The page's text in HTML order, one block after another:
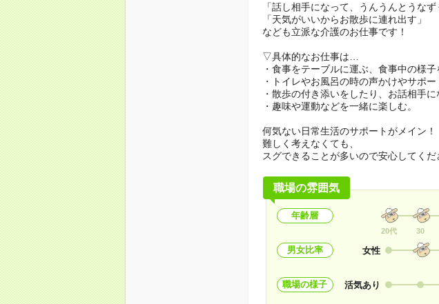
「話し相手になって、うんうんとうなず
「天気がいいからお散歩に連れ出す」
なども立派な介護のお仕事です！
▽具体的なお仕事は…
・食事をテーブルに運ぶ、食事中の様子
・トイレやお風呂の時の声かけやサポー
・散歩の付き添いをしたり、お話相手に
・趣味や運動などを一緒に楽しむ。
何気ない日常生活のサポートがメイン！
難しく考えなくても、
スグできることが多いので安心してくだ
職場の雰囲気
年齢層
20代 30
男女比率 女性
職場の様子 活気あり